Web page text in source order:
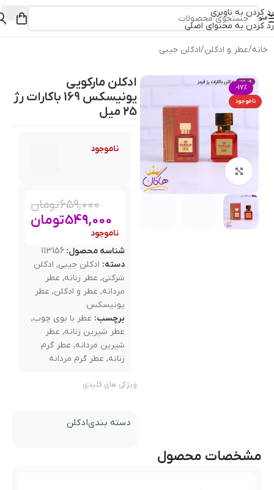
رد کردن به ناوبری
رد کردن به محتوای اصلی
منو
خانه/عطر و ادکلن/ادکلن جیبی
-17%
ناموجود
بزرگنمایی تصویر
ادکلن مارکویی
یونیسکس 169 باکارات رژ
25 میل
ناموجود
659,000تومان
549,000تومان
ناموجود
شناسه محصول: 113156
دسته: ادکلن جیبی, ادکلن
شرکتی, عطر زنانه, عطر
مردانه, عطر و ادکلن, عطر
یونیسکس
برچسب: عطر با بوی چوب,
عطر شیرین زنانه, عطر
شیرین مردانه, عطر گرم
زنانه, عطر گرم مردانه
ویژگی های کلیدی
دسته بندیادکلن
مشخصات محصول